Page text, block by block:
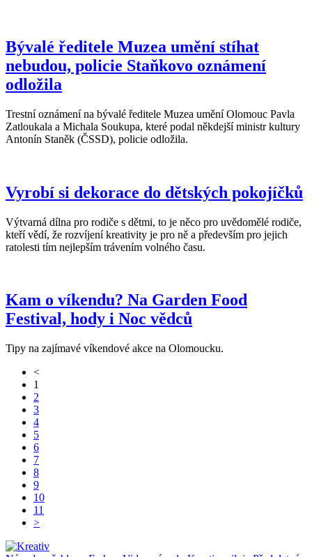
Bývalé ředitele Muzea umění stíhat
nebudou, policie Staňkovo oznámení
odložila
Trestní oznámení na bývalé ředitele Muzea umění Olomouc Pavla
Zatloukala a Michala Soukupa, které podal někdejší ministr kultury
Antonín Staněk (ČSSD), policie odložila.
Vyrobí si dekorace do dětských pokojíčků
Výtvarná dílna pro rodiče s dětmi, to je něco pro uvědomělé rodiče,
kteří vědí, že rozvíjení kreativity je pro ně a především pro jejich
ratolesti tím nejlepším trávením volného času.
Kam o víkendu? Na Garden Food
Festival, hody i Noc vědců
Tipy na zajímavé víkendové akce na Olomoucku.
<
1
2
3
4
5
6
7
8
9
10
11
>